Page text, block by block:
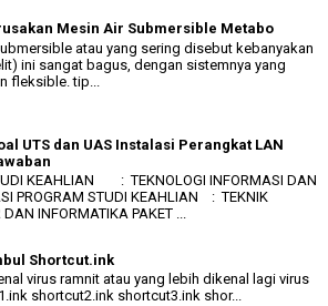
Mesin Air Submersible Metabo
atau yang sering disebut kebanyakan
ini sangat bagus, dengan sistemnya yang
fleksible. tip...
UTS dan UAS Instalasi Perangkat LAN
KEAHLIAN : TEKNOLOGI INFORMASI DAN
PROGRAM STUDI KEAHLIAN : TEKNIK
DAN INFORMATIKA PAKET ...
Shortcut.ink
virus ramnit atau yang lebih dikenal lagi virus
shortcut2.ink shortcut3.ink shor...